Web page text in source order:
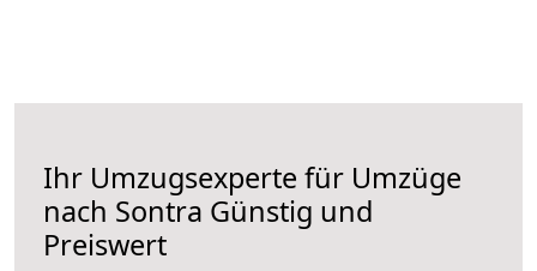
Ihr Umzugsexperte für Umzüge
nach Sontra Günstig und
Preiswert